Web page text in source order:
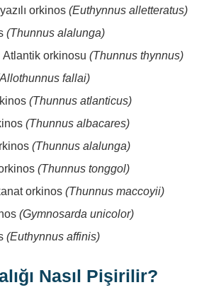
orkinos (Euthynnus alletteratus)
(Thunnus alalunga)
Atlantik orkinosu (Thunnus thynnus)
fallai)
(Thunnus atlanticus)
(Thunnus albacares)
(Thunnus alalunga)
(Thunnus tonggol)
orkinos (Thunnus maccoyii)
(Gymnosarda unicolor)
(Euthynnus affinis)
Nasıl Pişirilir?